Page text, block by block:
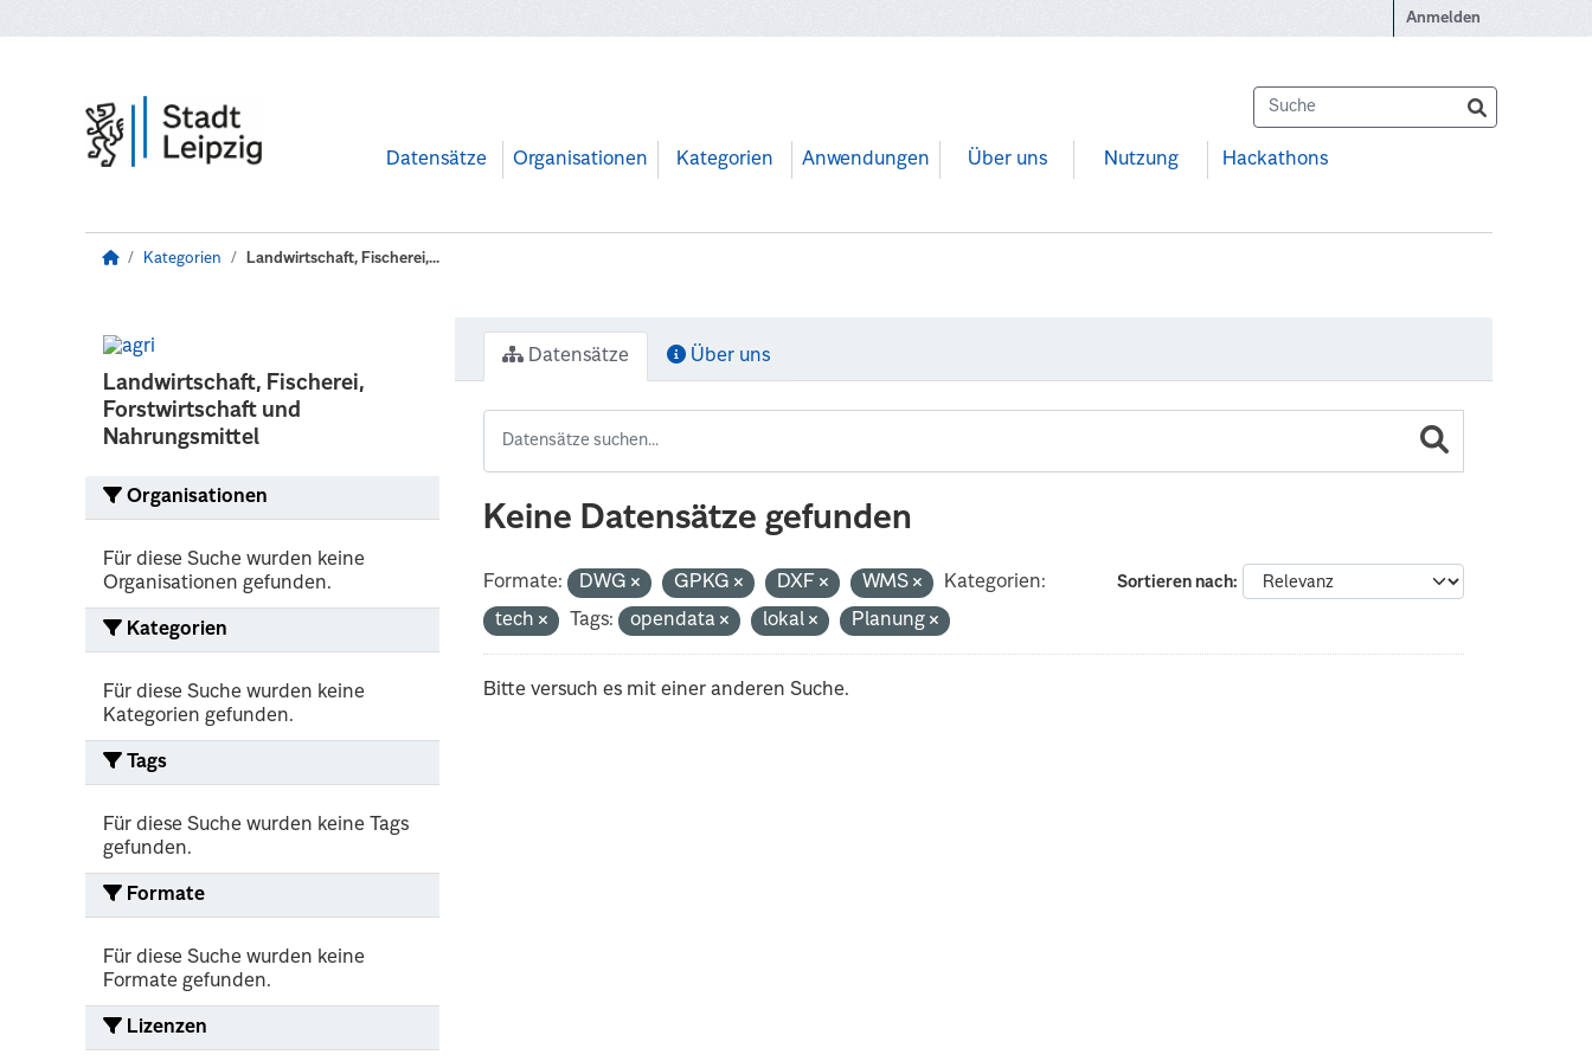
Anmelden
Datensätze Organisationen Kategorien Anwendungen Über uns Nutzung Hackathons
Kategorien Landwirtschaft, Fischerei,...
Landwirtschaft, Fischerei,
Forstwirtschaft und
Nahrungsmittel
Organisationen
Für diese Suche wurden keine
Organisationen gefunden.
Kategorien
Für diese Suche wurden keine
Kategorien gefunden.
Tags
Für diese Suche wurden keine Tags
gefunden.
Formate
Für diese Suche wurden keine
Formate gefunden.
Lizenzen
Datensätze Über uns
Keine Datensätze gefunden
Sortieren nach
Formate: DWG GPKG DXF WMS
Kategorien:
tech
Tags: opendata lokal Planung
Bitte versuch es mit einer anderen Suche.